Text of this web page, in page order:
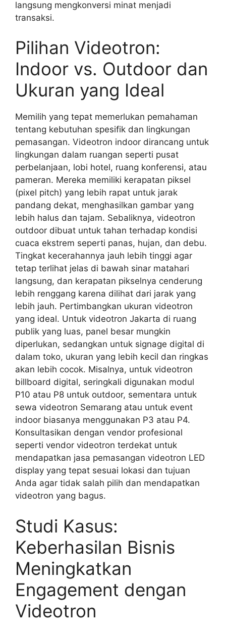
langsung mengkonversi minat menjadi
transaksi.
Pilihan Videotron:
Indoor vs. Outdoor dan
Ukuran yang Ideal
Memilih yang tepat memerlukan pemahaman
tentang kebutuhan spesifik dan lingkungan
pemasangan. Videotron indoor dirancang untuk
lingkungan dalam ruangan seperti pusat
perbelanjaan, lobi hotel, ruang konferensi, atau
pameran. Mereka memiliki kerapatan piksel
(pixel pitch) yang lebih rapat untuk jarak
pandang dekat, menghasilkan gambar yang
lebih halus dan tajam. Sebaliknya, videotron
outdoor dibuat untuk tahan terhadap kondisi
cuaca ekstrem seperti panas, hujan, dan debu.
Tingkat kecerahannya jauh lebih tinggi agar
tetap terlihat jelas di bawah sinar matahari
langsung, dan kerapatan pikselnya cenderung
lebih renggang karena dilihat dari jarak yang
lebih jauh. Pertimbangkan ukuran videotron
yang ideal. Untuk videotron Jakarta di ruang
publik yang luas, panel besar mungkin
diperlukan, sedangkan untuk signage digital di
dalam toko, ukuran yang lebih kecil dan ringkas
akan lebih cocok. Misalnya, untuk videotron
billboard digital, seringkali digunakan modul
P10 atau P8 untuk outdoor, sementara untuk
sewa videotron Semarang atau untuk event
indoor biasanya menggunakan P3 atau P4.
Konsultasikan dengan vendor profesional
seperti vendor videotron terdekat untuk
mendapatkan jasa pemasangan videotron LED
display yang tepat sesuai lokasi dan tujuan
Anda agar tidak salah pilih dan mendapatkan
videotron yang bagus.
Studi Kasus:
Keberhasilan Bisnis
Meningkatkan
Engagement dengan
Videotron